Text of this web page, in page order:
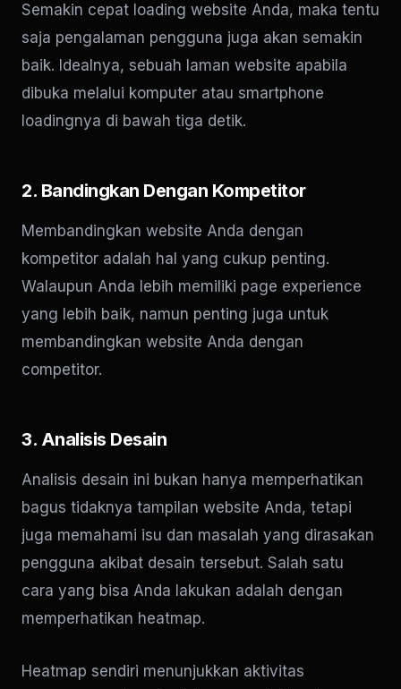
Semakin cepat loading website Anda, maka tentu
saja pengalaman pengguna juga akan semakin
baik. Idealnya, sebuah laman website apabila
dibuka melalui komputer atau smartphone
loadingnya di bawah tiga detik.
2. Bandingkan Dengan Kompetitor
Membandingkan website Anda dengan
kompetitor adalah hal yang cukup penting.
Walaupun Anda lebih memiliki page experience
yang lebih baik, namun penting juga untuk
membandingkan website Anda dengan
competitor.
3. Analisis Desain
Analisis desain ini bukan hanya memperhatikan
bagus tidaknya tampilan website Anda, tetapi
juga memahami isu dan masalah yang dirasakan
pengguna akibat desain tersebut. Salah satu
cara yang bisa Anda lakukan adalah dengan
memperhatikan heatmap.
Heatmap sendiri menunjukkan aktivitas